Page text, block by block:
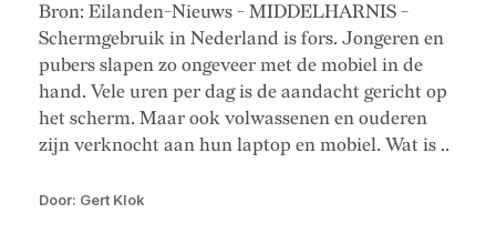
Bron: Eilanden-Nieuws - MIDDELHARNIS -
Schermgebruik in Nederland is fors. Jongeren en
pubers slapen zo ongeveer met de mobiel in de
hand. Vele uren per dag is de aandacht gericht op
het scherm. Maar ook volwassenen en ouderen
zijn verknocht aan hun laptop en mobiel. Wat is ..
Door: Gert Klok